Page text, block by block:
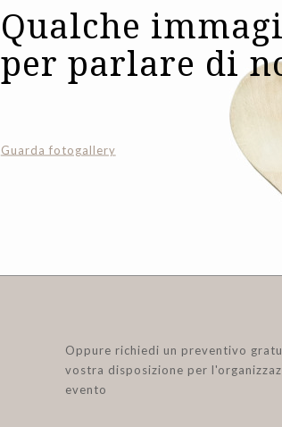
Qualche
per parlare di
Guarda fotogallery
Oppure richiedi un preventivo
vostra disposizione per
evento